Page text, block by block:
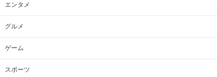
エンタメ
グルメ
ゲーム
スポーツ